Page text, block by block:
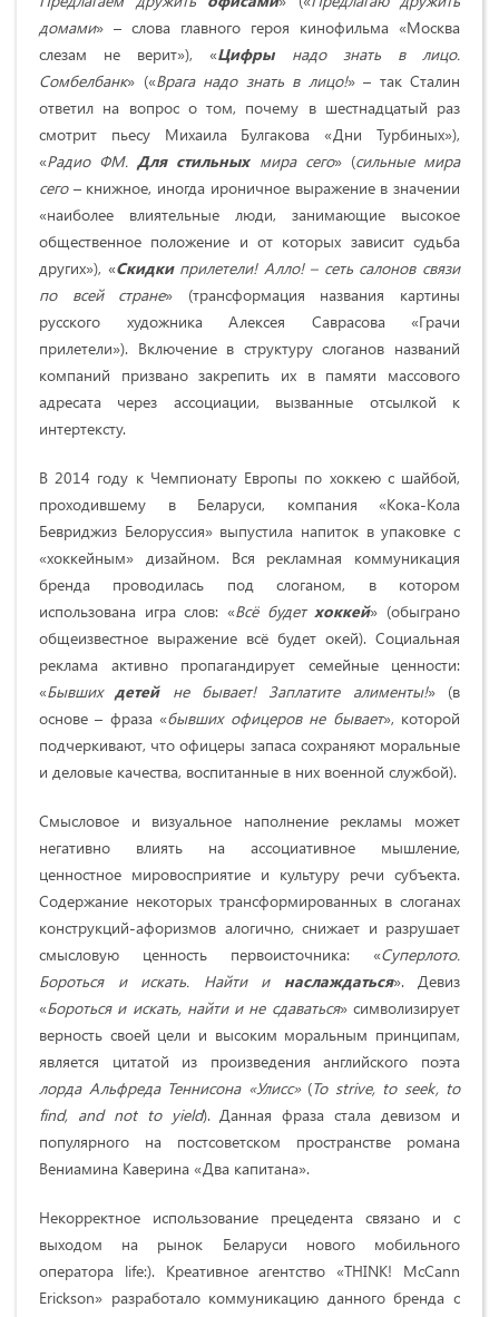
домами» – слова главного героя кинофильма «Москва
слезам не верит»), «Цифры надо знать в лицо.
Сомбелбанк» («Врага надо знать в лицо!» – так Сталин
ответил на вопрос о том, почему в шестнадцатый раз
смотрит пьесу Михаила Булгакова «Дни Турбиных»),
«Радио ФМ.Для стильныхмира сего» (сильные мира
сего– книжное, иногда ироничное выражение в значении
«наиболее влиятельные люди, занимающие высокое
общественное положение и от которых зависит судьба
других»), «Скидкиприлетели! Алло! – сеть салонов связи
по всей стране» (трансформация названия картины
русского художника Алексея Саврасова «Грачи
прилетели»). Включение в структуру слоганов названий
компаний призвано закрепить их в памяти массового
адресата через ассоциации, вызванные отсылкой к
интертексту.
В 2014 году к Чемпионату Европы по хоккею с шайбой,
проходившему в Беларуси, компания «Кока-Кола
Бевриджиз Белоруссия» выпустила напиток в упаковке с
«хоккейным» дизайном. Вся рекламная коммуникация
бренда проводилась под слоганом, в котором
использована игра слов: «Всё будет хоккей» (обыграно
общеизвестное выражение всё будет окей). Социальная
реклама активно пропагандирует семейные ценности:
«Бывшихдетейне бывает! Заплатите алименты!» (в
основе – фраза «бывших офицеров не бывает», которой
подчеркивают, что офицеры запаса сохраняют моральные
и деловые качества, воспитанные в них военной службой).
Смысловое и визуальное наполнение рекламы может
негативно влиять на ассоциативное мыш­ление,
ценностное мировосприятие и культуру речи субъекта.
Содержание некоторых трансформи­рованных в слоганах
конструкций-афоризмов алогично, снижает и разрушает
смысловую ценность первоисточника: «Суперлото.
Бороться и искать. Найти инаслаждаться». Девиз
«Бороться и искать, найти и не сдаваться» символизирует
верность своей цели и высоким моральным принципам,
является цитатой из произведения английского поэта
лорда Альфреда Теннисона «Улисс»(То strive, to seek, to
find, and not to yield). Данная фраза стала девизом и
популярного на постсоветском пространстве романа
Вениамина Каверина «Два капитана».
Некорректное использование прецедента связано и с
выходом на рынок Беларуси нового мобильного
оператора life:). Креативное агентство «THINK! McCann
Erickson» разработало коммуникацию данного бренда с